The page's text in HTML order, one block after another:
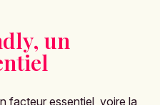
un
facteur essentiel, voire la